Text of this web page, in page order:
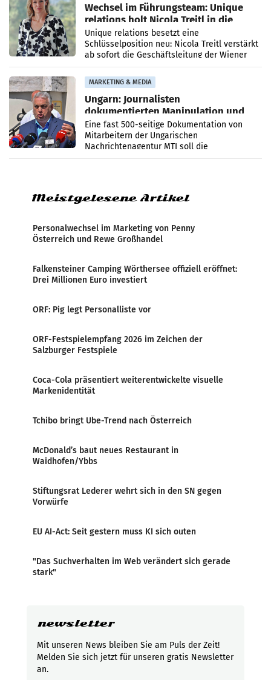
Wechsel im Führungsteam: Unique
relations holt Nicola Treitl in die
Geschäftsleitung
Unique relations besetzt eine
Schlüsselposition neu: Nicola Treitl verstärkt
ab sofort die Geschäftsleitung der Wiener
PR-Agentur an der Seite von Josef Kalina und
Anna Kalina-Mahr.
MARKETING & MEDIA
Ungarn: Journalisten
dokumentierten Manipulation und
Zensur
Eine fast 500-seitige Dokumentation von
Mitarbeitern der Ungarischen
Nachrichtenagentur MTI soll die
systematische Nachrichten-Manipulation und
Meistgelesene Artikel
Personalwechsel im Marketing von Penny
Österreich und Rewe Großhandel
Falkensteiner Camping Wörthersee offiziell eröffnet:
Drei Millionen Euro investiert
ORF: Pig legt Personalliste vor
ORF-Festspielempfang 2026 im Zeichen der
Salzburger Festspiele
Coca-Cola präsentiert weiterentwickelte visuelle
Markenidentität
Tchibo bringt Ube-Trend nach Österreich
McDonald’s baut neues Restaurant in
Waidhofen/Ybbs
Stiftungsrat Lederer wehrt sich in den SN gegen
Vorwürfe
EU AI-Act: Seit gestern muss KI sich outen
"Das Suchverhalten im Web verändert sich gerade
stark"
newsletter
Mit unseren News bleiben Sie am Puls der Zeit!
Melden Sie sich jetzt für unseren gratis Newsletter
an.